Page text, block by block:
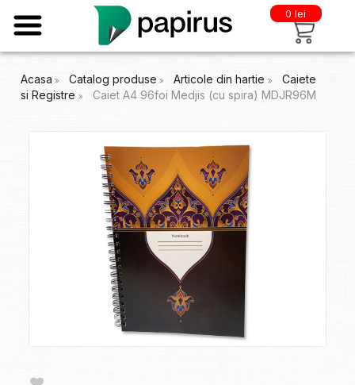
0 lei
Acasa Catalog produse Articole din hartie
Caiete
si Registre
Caiet A4 96foi Medjis (cu spira) MDJR96M